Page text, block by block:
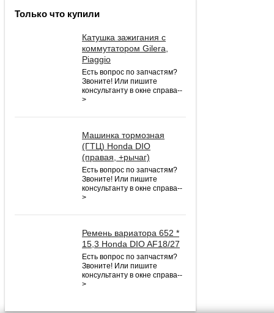
Только что купили
Катушка зажигания с
коммутатором Gilera,
Piaggio
Есть вопрос по запчастям?
Звоните! Или пишите
консультанту в окне справа--
>
Машинка тормозная
(ГТЦ) Honda DIO
(правая, +рычаг)
Есть вопрос по запчастям?
Звоните! Или пишите
консультанту в окне справа--
>
Ремень вариатора 652 *
15,3 Honda DIO AF18/27
Есть вопрос по запчастям?
Звоните! Или пишите
консультанту в окне справа--
>